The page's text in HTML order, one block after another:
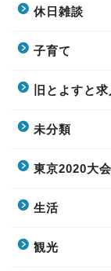
休日雑談
子育て
旧とよすと求
未分類
東京2020大会
生活
観光